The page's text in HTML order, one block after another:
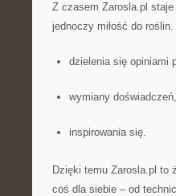
Z czasem Zarosla.pl
jednoczy miłość do
dzielenia się opiniami
wymiany doświadczeń,
inspirowania się.
Dzięki temu Zarosla.pl to
coś dla siebie – od